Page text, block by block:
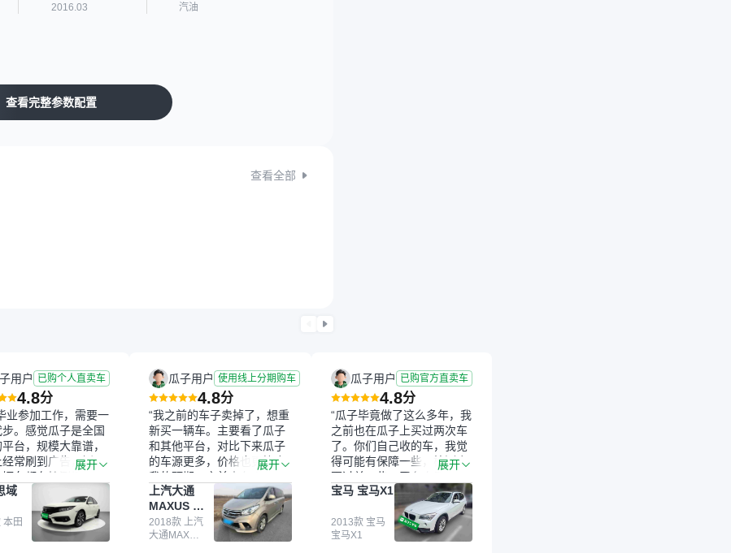
2016.03 汽油
查看完整参数配置
查看全部
用户 已购个人直卖车
4.8分
业参加工作，需要一
。感觉瓜子是全国
台，规模大靠谱，
常刷到广告，挺火
辆车都有检测报告，
很放心。去外面买
卖家一张嘴，不敢
了本田思域，白
次数少，公里数符
展开
域
田
瓜子用户 使用线上分期购车
4.8分
“我之前的车子卖掉了，想重
新买一辆车。主要看了瓜子
和其他平台，对比下来瓜子
的车源更多，价格也更符合
我的预期。之前卖车来过瓜
子，虽然价格没谈成，但
APP一直留着。瓜子毕竟是
大平台，整体印象还好。我
最终买了一台上汽大通，18
展开
上汽大通
MAXUS 大
通G10
2018款 上汽
大通MAXUS
瓜子用户 已购官方直卖车
4.8分
“瓜子毕竟做了这么多年，我
之前也在瓜子上买过两次车
了。你们自己收的车，我觉
得可能有保障一些，检测会
更过关一些。平台自己收上
来再卖的车，应该更可靠。
我买的是宝马X1，主要看中
它的价格和公里数比较合
适。另外，瓜子承诺无火
展开
宝马 宝马X1
2013款 宝马
宝马X1